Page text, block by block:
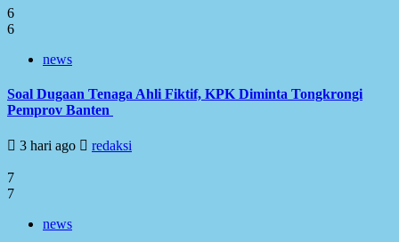
6
6
news
Soal Dugaan Tenaga Ahli Fiktif, KPK Diminta Tongkrongi
Pemprov Banten
3 hari ago redaksi
7
7
news